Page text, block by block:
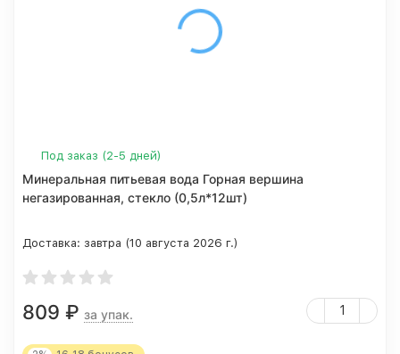
Под заказ (2-5 дней)
Минеральная питьевая вода Горная вершина
негазированная, стекло (0,5л*12шт)
Доставка: завтра (10 августа 2026 г.)
809 ₽ за упак.